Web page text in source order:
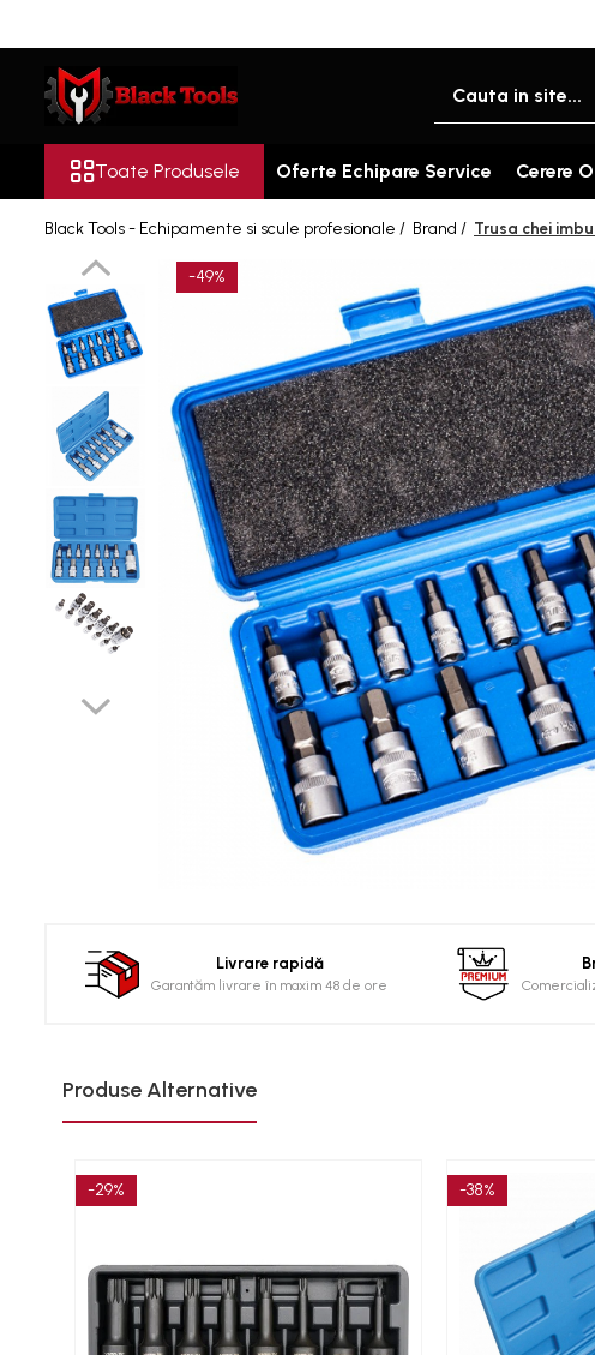
Toate Produsele
Scule Service Auto
Chei Si Truse De Chei
Chei combinate
Chei Combinate Cu Clichet
Chei Cotite
Chei speciale
Clesti Si Seturi De Clesti
Clesti autoblocanti
Clesti pentru sertizat
Clesti pentru sigurante
Clesti reglabili pentru tevi
Clesti service auto
Clesti universali
Clima/Aer conditionat
Cricuri cutie viteze
Dispozitive de sablat &
Dispozitive spalat piese
Dulapuri Bancuri Carucioare
Echipamente De Sudura
Aparate taiere cu plasma
Magneti fixare sudura
Mig-Mag
Prese pentru arcuri
Redresoare,Roboti
Pornire,Cabluri Curent
Toate Produsele Oferte Echipare Service Cerere
Black Tools - Echipamente si scule profesionale / Brand / Trusa chei
-49%
Livrare rapidă
Garantăm livrare în maxim 48 de ore
Produse Alternative
-29% -38%